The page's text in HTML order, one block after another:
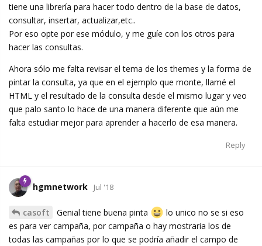
tiene una librería para hacer todo dentro de la base de datos,
consultar, insertar, actualizar,etc..
Por eso opte por ese módulo, y me guíe con los otros para
hacer las consultas.
Ahora sólo me falta revisar el tema de los themes y la forma de
pintar la consulta, ya que en el ejemplo que monte, llamé el
HTML y el resultado de la consulta desde el mismo lugar y veo
que palo santo lo hace de una manera diferente que aún me
falta estudiar mejor para aprender a hacerlo de esa manera.
Reply
hgmnetwork Jul '18
casoft Genial tiene buena pinta
lo unico no se si eso
es para ver campaña, por campaña o hay mostraria los de
todas las campañas por lo que se podría añadir el campo de